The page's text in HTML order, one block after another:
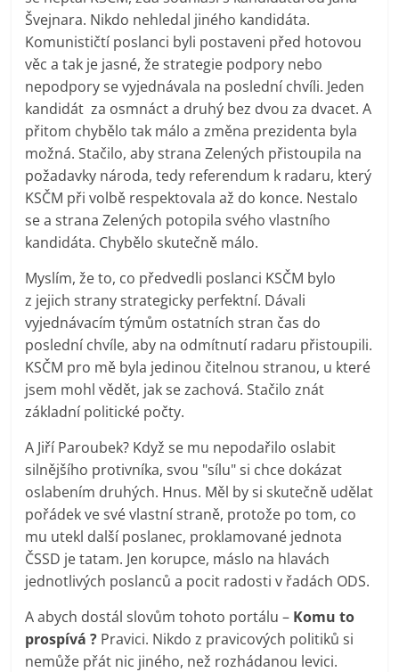
Švejnara. Nikdo nehledal jiného kandidáta.
Komunističtí poslanci byli postaveni před hotovou
věc a tak je jasné, že strategie podpory nebo
nepodpory se vyjednávala na poslední chvíli. Jeden
kandidát za osmnáct a druhý bez dvou za dvacet. A
přitom chybělo tak málo a změna prezidenta byla
možná. Stačilo, aby strana Zelených přistoupila na
požadavky národa, tedy referendum k radaru, který
KSČM při volbě respektovala až do konce. Nestalo
se a strana Zelených potopila svého vlastního
kandidáta. Chybělo skutečně málo.
Myslím, že to, co předvedli poslanci KSČM bylo
z jejich strany strategicky perfektní. Dávali
vyjednávacím týmům ostatních stran čas do
poslední chvíle, aby na odmítnutí radaru přistoupili.
KSČM pro mě byla jedinou čitelnou stranou, u které
jsem mohl vědět, jak se zachová. Stačilo znát
základní politické počty.
A Jiří Paroubek? Když se mu nepodařilo oslabit
silnějšího protivníka, svou "sílu" si chce dokázat
oslabením druhých. Hnus. Měl by si skutečně udělat
pořádek ve své vlastní straně, protože po tom, co
mu utekl další poslanec, proklamované jednota
ČSSD je tatam. Jen korupce, máslo na hlavách
jednotlivých poslanců a pocit radosti v řadách ODS.
A abych dostál slovům tohoto portálu – Komu to
prospívá ? Pravici. Nikdo z pravicových politiků si
nemůže přát nic jiného, než rozhádanou levici.